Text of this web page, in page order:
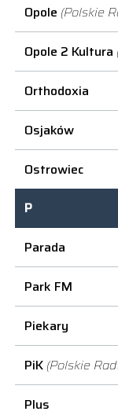
Opole (Polskie
Opole 2 Kultura
Orthodoxia
Osjaków
Ostrowiec
P
Parada
Park FM
Piekary
PiK (Polskie
Plus